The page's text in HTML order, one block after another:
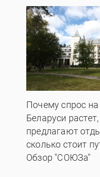
Почему спрос
Беларуси
предлагают
сколько стоит
Обзор "СОЮЗа"